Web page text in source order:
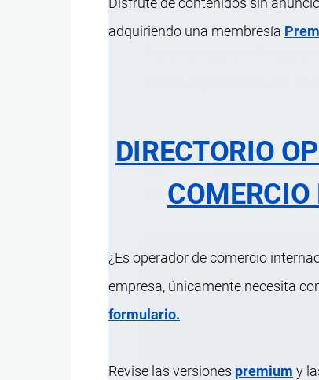
adquiriendo una membresía
DIRECTORIO
COMERCIO
¿Es operador de comercio
empresa, únicamente necesita
formulario.
Revise las versiones premium y
Proteína vegetal utilizada
demás ingredientes que
Característica
Fabricación de
Presentación
1200 kg.